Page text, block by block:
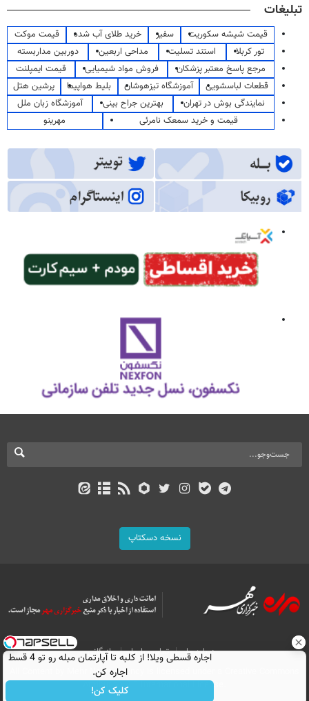
تبلیغات
قیمت شیشه سکوریت سفیر خرید طلای آب شده
قیمت موکت
تور کربلا
استند تسلیت مداحی اربعین
دوربین مداربسته
مرجع پاسخ معتبر پزشکان
فروش مواد شیمیایی
قیمت ایمپلنت
قطعات لباسشویی
آموزشگاه تیزهوشان بلیط هواپیما
پرشین هتل
نمایندگی بوش در تهران
بهترین جراح بینی
آموزشگاه زبان ملل
قیمت و خرید سمعک نامرئی
مهرینو
نسخه دسکتاپ
درباره ما تماس با ما
بازرگانی
All Content by Mehr News Agency is licensed under a Creative Commons
Attribution 4.0 International License.
اجاره‌ قسطی ویلا! از کلبه تا آپارتمان مبله رو تو 4 قسط
اجاره کن.
کلیک کن!